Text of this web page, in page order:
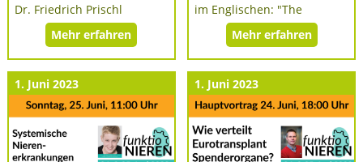
Dr. Friedrich Prischl
Mehr erfahren
im Englischen: "The
Mehr erfahren
1. Juni 2023 1. Juni 2023